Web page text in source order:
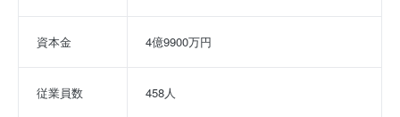
資本金 4億9900万円
従業員数 458人